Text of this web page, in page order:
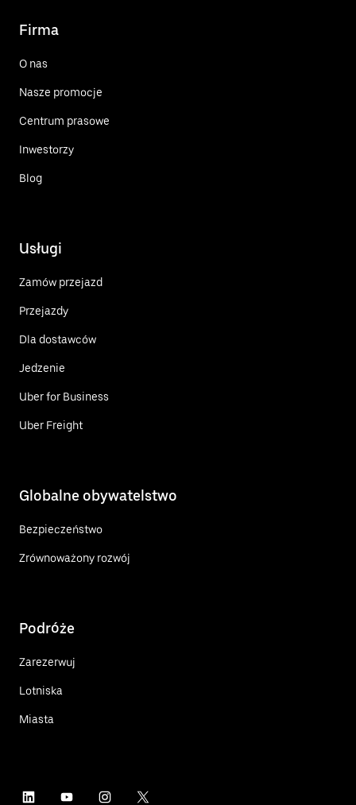
Firma
O nas
Nasze promocje
Centrum prasowe
Inwestorzy
Blog
Usługi
Zamów przejazd
Przejazdy
Dla dostawców
Jedzenie
Uber for Business
Uber Freight
Globalne obywatelstwo
Bezpieczeństwo
Zrównoważony rozwój
Podróże
Zarezerwuj
Lotniska
Miasta